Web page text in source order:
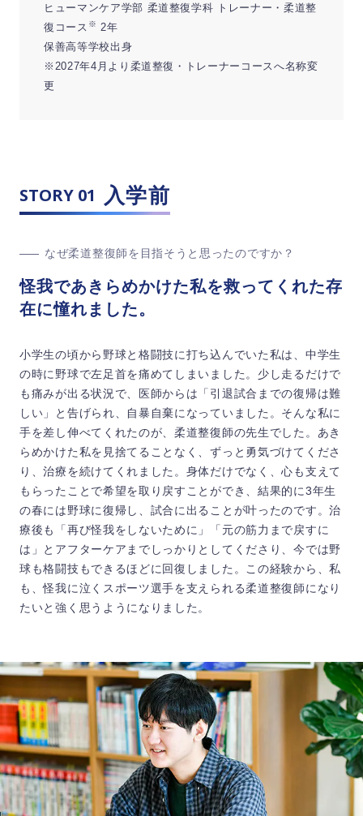
ヒューマンケア学部 柔道整復学科 トレーナー・柔道整
復コース ※
2年
保善高等学校出身
※2027年4月より柔道整復・トレーナーコースへ名称変
更
STORY 01 入学前
なぜ柔道整復師を目指そうと思ったのですか？
怪我であきらめかけた私を救ってくれた存
在に憧れました。
小学生の頃から野球と格闘技に打ち込んでいた私は、中学生
の時に野球で左足首を痛めてしまいました。少し走るだけで
も痛みが出る状況で、医師からは「引退試合までの復帰は難
しい」と告げられ、自暴自棄になっていました。そんな私に
手を差し伸べてくれたのが、柔道整復師の先生でした。あき
らめかけた私を見捨てることなく、ずっと勇気づけてくださ
り、治療を続けてくれました。身体だけでなく、心も支えて
もらったことで希望を取り戻すことができ、結果的に3年生
の春には野球に復帰し、試合に出ることが叶ったのです。治
療後も「再び怪我をしないために」「元の筋力まで戻すに
は」とアフターケアまでしっかりとしてくださり、今では野
球も格闘技もできるほどに回復しました。この経験から、私
も、怪我に泣くスポーツ選手を支えられる柔道整復師になり
たいと強く思うようになりました。